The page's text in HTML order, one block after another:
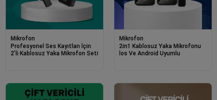
Mikrofon
Profesyonel Ses Kayıtları İçin
2’li Kablosuz Yaka Mikrofon Seti
Mikrofon
2in1 Kablosuz Yaka Mikrofonu
İos Ve Android Uyumlu